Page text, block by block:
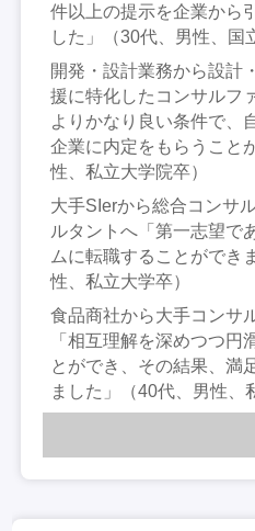
件以上の提示を企業から
した」（30代、男性、国
開発・設計業務から設計
援に特化したコンサルフ
よりかなり良い条件で、
企業に内定をもらうこと
性、私立大学院卒）
大手SIerから総合コンサ
ルタントへ「第一志望で
ムに転職することができ
性、私立大学卒）
食品商社から大手コンサ
「相互理解を深めつつ円
とができ、その結果、満
ました」（40代、男性、